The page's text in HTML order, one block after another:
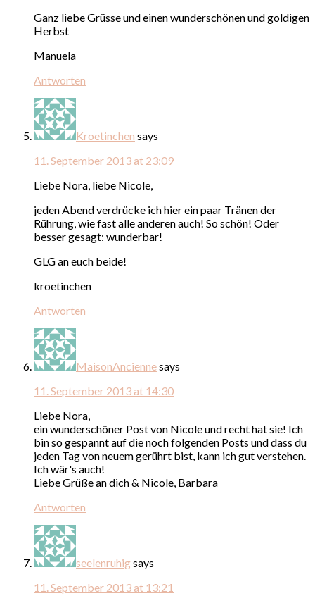
Ganz liebe Grüsse und einen wunderschönen und goldigen
Herbst
Manuela
Antworten
Kroetinchen says
11. September 2013 at 23:09
Liebe Nora, liebe Nicole,
jeden Abend verdrücke ich hier ein paar Tränen der
Rührung, wie fast alle anderen auch! So schön! Oder
besser gesagt: wunderbar!
GLG an euch beide!
kroetinchen
Antworten
MaisonAnciennesays
11. September 2013 at 14:30
Liebe Nora,
ein wunderschöner Post von Nicole und recht hat sie! Ich
bin so gespannt auf die noch folgenden Posts und dass du
jeden Tag von neuem gerührt bist, kann ich gut verstehen.
Ich wär's auch!
Liebe Grüße an dich & Nicole, Barbara
Antworten
seelenruhigsays
11. September 2013 at 13:21